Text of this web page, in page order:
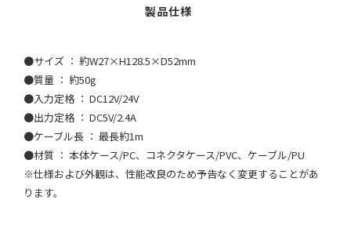
●サイズ ： 約W27×H128.5×D52mm
●質量 ： 約50g
●入力定格 ： DC12V/24V
●出力定格 ： DC5V/2.4A
●ケーブル長 ： 最長約1m
●材質 ： 本体ケース/PC、コネクタケース/PVC、ケーブル/PU
※仕様および外観は、性能改良のため予告なく変更することがあ
ります。